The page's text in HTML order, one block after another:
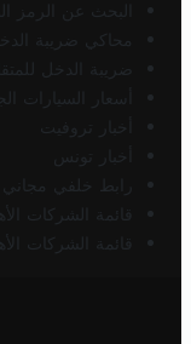
البحث عن الرمز
محاكي ضريبة
ضريبة الدخل
أسعار السيارات
أخبار تروفيت
أخبار تونس
رابط خلفي مجاني
قائمة الشركات
قائمة الشركات